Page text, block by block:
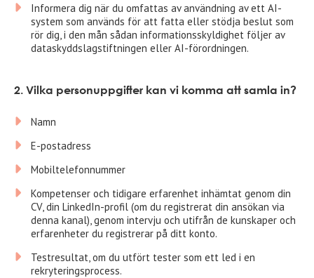
Informera dig när du omfattas av användning av ett AI-
system som används för att fatta eller stödja beslut som
rör dig, i den mån sådan informationsskyldighet följer av
dataskyddslagstiftningen eller AI-förordningen.
2. Vilka personuppgifter kan vi komma att samla in?
Namn
E-postadress
Mobiltelefonnummer
Kompetenser och tidigare erfarenhet inhämtat genom din
CV, din LinkedIn-profil (om du registrerat din ansökan via
denna kanal), genom intervju och utifrån de kunskaper och
erfarenheter du registrerar på ditt konto.
Testresultat, om du utfört tester som ett led i en
rekryteringsprocess.